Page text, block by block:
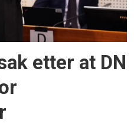
etter at DN